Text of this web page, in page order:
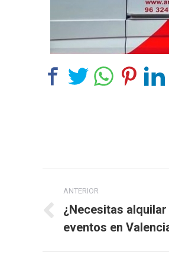
entre
publicaciones
ANTERIOR
Publicación
anterior:
¿Necesitas
eventos en